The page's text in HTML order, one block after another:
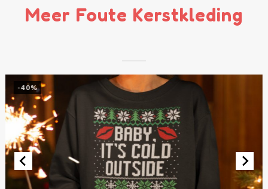
Meer Foute Kerstkleding
-40%